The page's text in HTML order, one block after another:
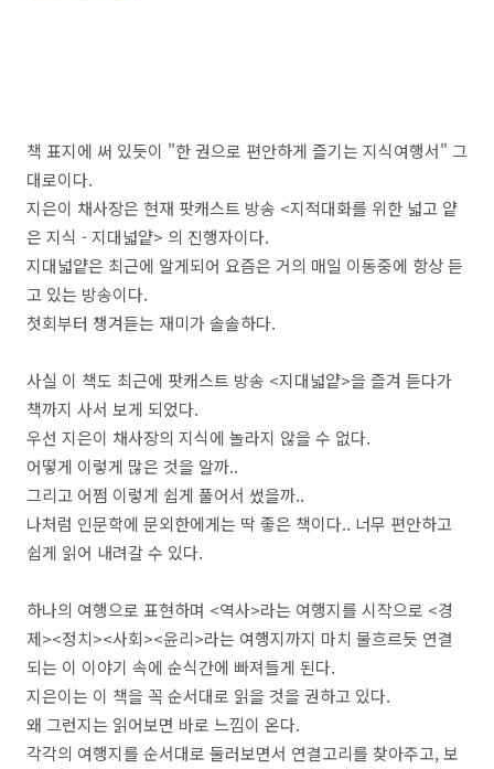
책 표지에 써 있듯이 "한 권으로 편안하게 즐기는 지식여행서" 그
대로이다.
지은이 채사장은 현재 팟캐스트 방송 <지적대화를 위한 넓고 얕
은 지식 - 지대넓얕> 의 진행자이다.
지대넓얕은 최근에 알게되어 요즘은 거의 매일 이동중에 항상 듣
고 있는 방송이다.
첫회부터 챙겨듣는 재미가 솔솔하다.
사실 이 책도 최근에 팟캐스트 방송 <지대넓얕>을 즐겨 듣다가
책까지 사서 보게 되었다.
우선 지은이 채사장의 지식에 놀라지 않을 수 없다.
어떻게 이렇게 많은 것을 알까..
그리고 어쩜 이렇게 쉽게 풀어서 썼을까..
나처럼 인문학에 문외한에게는 딱 좋은 책이다.. 너무 편안하고
쉽게 읽어 내려갈 수 있다.
하나의 여행으로 표현하며 <역사>라는 여행지를 시작으로 <경
제><정치><사회><윤리>라는 여행지까지 마치 물흐르듯 연결
되는 이 이야기 속에 순식간에 빠져들게 된다.
지은이는 이 책을 꼭 순서대로 읽을 것을 권하고 있다.
왜 그런지는 읽어보면 바로 느낌이 온다.
각각의 여행지를 순서대로 둘러보면서 연결고리를 찾아주고, 보